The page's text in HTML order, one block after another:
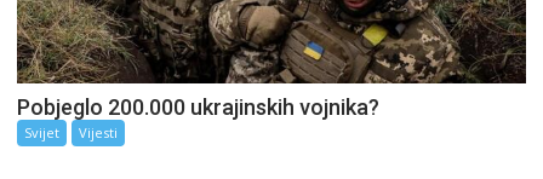
Pobjeglo 200.000 ukrajinskih vojnika?
Svijet Vijesti